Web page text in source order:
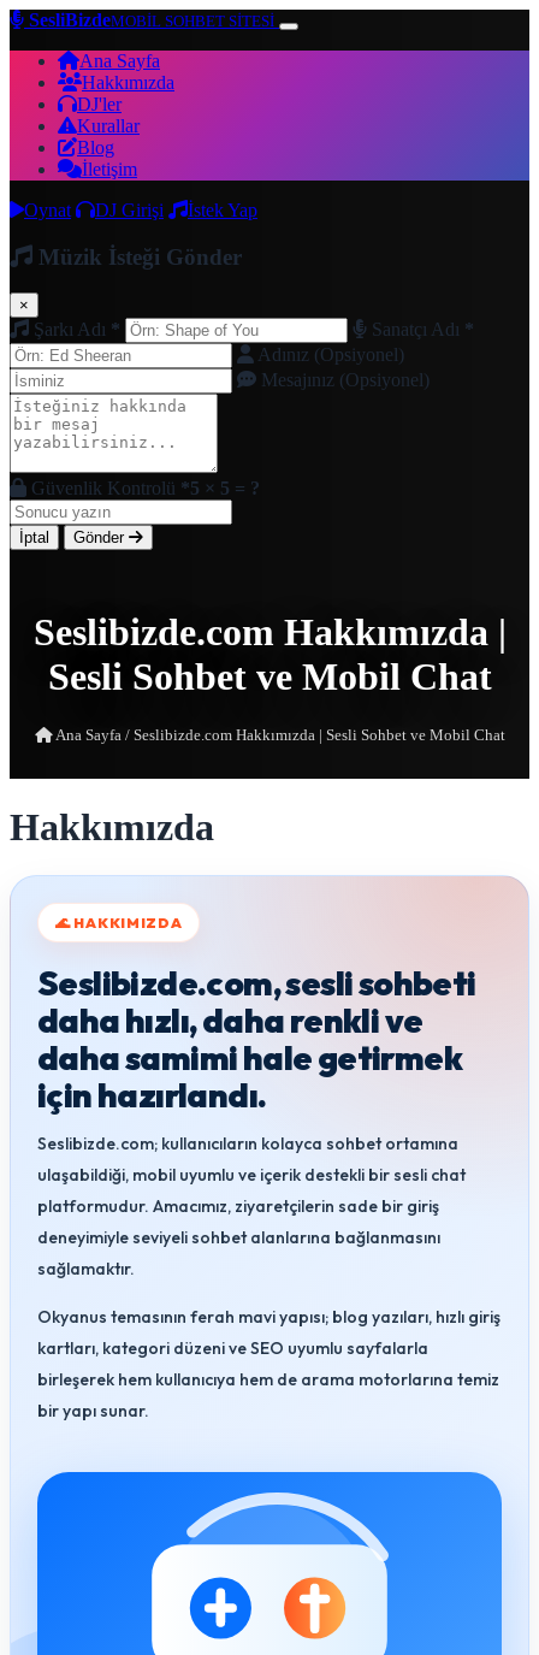
SesliBizdeMOBİL SOHBET SİTESİ
Ana Sayfa
Hakkımızda
DJ'ler
Kurallar
Blog
İletişim
Oynat
DJ Girişi İstek Yap
Müzik İsteği Gönder
×
Şarkı Adı * Sanatçı Adı *
Adınız (Opsiyonel)
Mesajınız (Opsiyonel)
Güvenlik Kontrolü *5 × 5 = ?
İptal Gönder
Seslibizde.com Hakkımızda |
Sesli Sohbet ve Mobil Chat
Ana Sayfa /Seslibizde.com Hakkımızda | Sesli Sohbet ve Mobil Chat
Hakkımızda
🌊 HAKKIMIZDA
Seslibizde.com, sesli sohbeti
daha hızlı, daha renkli ve
daha samimi hale getirmek
için hazırlandı.
Seslibizde.com; kullanıcıların kolayca sohbet ortamına
ulaşabildiği, mobil uyumlu ve içerik destekli bir sesli chat
platformudur. Amacımız, ziyaretçilerin sade bir giriş
deneyimiyle seviyeli sohbet alanlarına bağlanmasını
sağlamaktır.
Okyanus temasının ferah mavi yapısı; blog yazıları, hızlı giriş
kartları, kategori düzeni ve SEO uyumlu sayfalarla
birleşerek hem kullanıcıya hem de arama motorlarına temiz
bir yapı sunar.